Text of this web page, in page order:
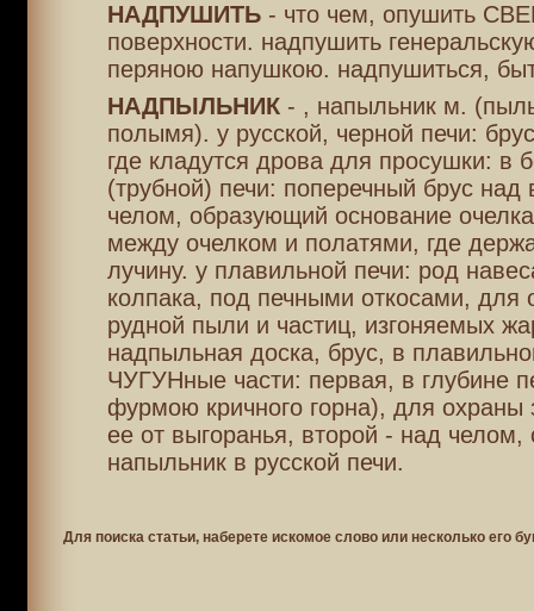
НАДПУШИТЬ- что чем, опушить
поверхности. надпушить
перяною напушкою. надпушиться,
НАДПЫЛЬНИК- , напыльник м.
полымя). у русской, черной печи:
где кладутся дрова для просушки: в
(трубной) печи: поперечный брус
челом, образующий основание
между очелком и полатями, где
лучину. у плавильной печи: род
колпака, под печными откосами, для
рудной пыли и частиц, изгоняемых
надпыльная доска, брус, в
ЧУГУНные части: первая, в глубине
фурмою кричного горна), для охраны
ее от выгоранья, второй - над челом,
напыльник в русской печи.
Для поиска статьи, наберете искомое слово или несколько его